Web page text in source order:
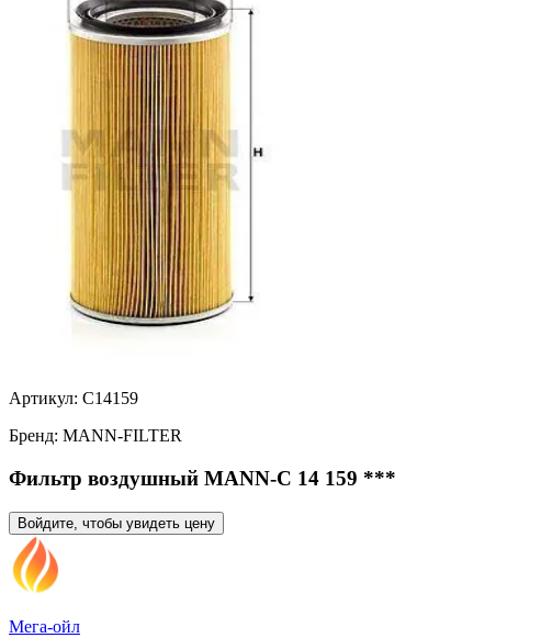
Артикул: C14159
Бренд: MANN-FILTER
Фильтр воздушный MANN-C 14 159 ***
Войдите, чтобы увидеть цену
Мега-ойл